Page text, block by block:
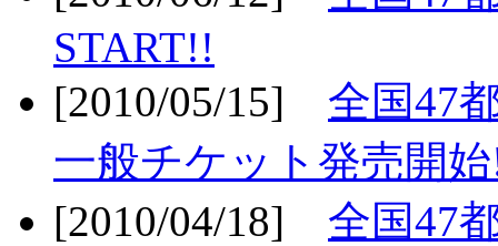
START!!
[2010/05/15] 全国47
一般チケット発売開
[2010/04/18] 全国47